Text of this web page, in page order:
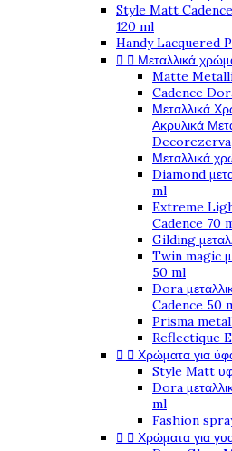
Style Matt
120 ml
Handy Lacquered
  Μεταλλικά
Matte
Cadence
Μεταλλικά
Ακρυλικά
Decorezerva
Μεταλλικά
Diamond
ml
Extreme
Cadence 70
Gilding
Twin magic
50 ml
Dora
Cadence 50
Prisma
Reflectique
  Χρώματα για
Style Matt
Dora
ml
Fashion
  Χρώματα για